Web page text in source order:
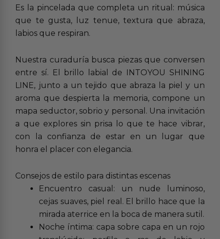
Es la pincelada que completa un ritual: música
que te gusta, luz tenue, textura que abraza,
labios que respiran.
Nuestra curaduría busca piezas que conversen
entre sí. El brillo labial de INTOYOU SHINING
LINE, junto a un tejido que abraza la piel y un
aroma que despierta la memoria, compone un
mapa seductor, sobrio y personal. Una invitación
a que explores sin prisa lo que te hace vibrar,
con la confianza de estar en un lugar que
honra el placer con elegancia.
Consejos de estilo para distintas escenas
Encuentro casual: un nude luminoso,
cejas suaves, piel real. El brillo hace que la
mirada aterrice en la boca de manera sutil.
Noche íntima: capa sobre capa en un rojo